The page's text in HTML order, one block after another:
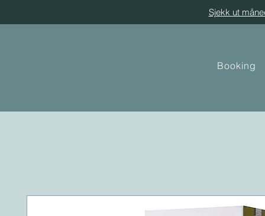
Sjekk ut
Booking